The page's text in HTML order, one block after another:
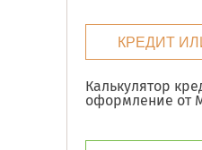
КРЕДИТ
Калькулятор
оформление от